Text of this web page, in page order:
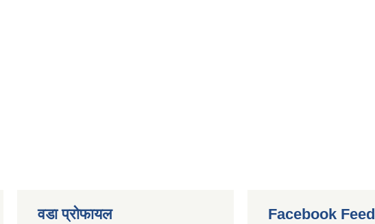
वडा प्रोफायल Facebook Feed